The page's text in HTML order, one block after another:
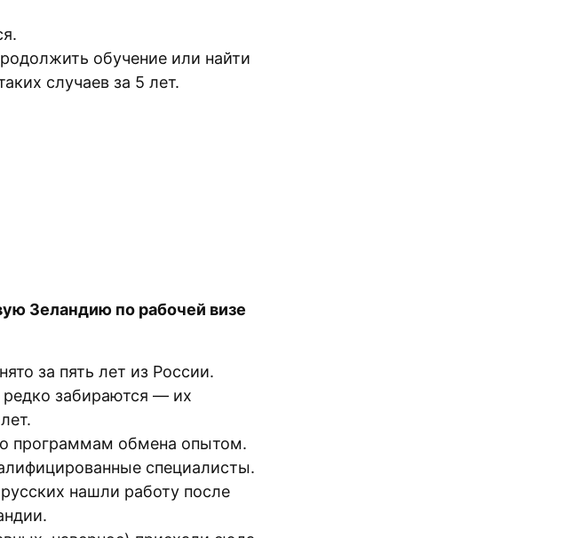
обучение или найти
случаев за 5 лет.
Зеландию по рабочей визе
за пять лет из России.
забираются — их
программам обмена опытом.
специалисты.
нашли работу после